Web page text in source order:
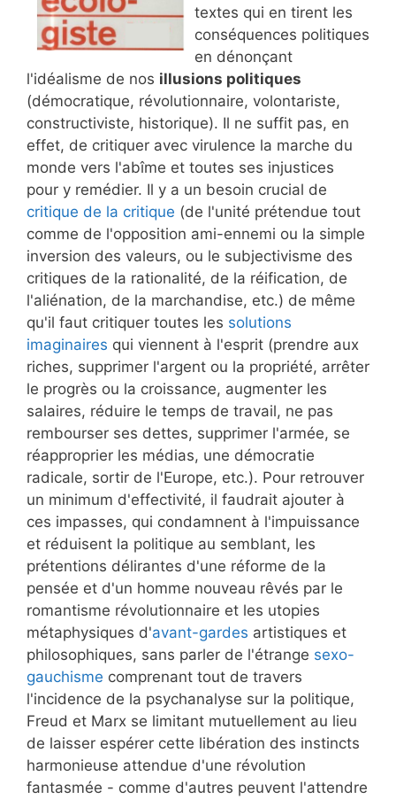
textes qui en tirent les
conséquences politiques
en dénonçant
l'idéalisme de nos illusions politiques
(démocratique, révolutionnaire, volontariste,
constructiviste, historique). Il ne suffit pas, en
effet, de critiquer avec virulence la marche du
monde vers l'abîme et toutes ses injustices
pour y remédier. Il y a un besoin crucial de
critique de la critique (de l'unité prétendue tout
comme de l'opposition ami-ennemi ou la simple
inversion des valeurs, ou le subjectivisme des
critiques de la rationalité, de la réification, de
l'aliénation, de la marchandise, etc.) de même
qu'il faut critiquer toutes les solutions
imaginaires qui viennent à l'esprit (prendre aux
riches, supprimer l'argent ou la propriété, arrêter
le progrès ou la croissance, augmenter les
salaires, réduire le temps de travail, ne pas
rembourser ses dettes, supprimer l'armée, se
réapproprier les médias, une démocratie
radicale, sortir de l'Europe, etc.). Pour retrouver
un minimum d'effectivité, il faudrait ajouter à
ces impasses, qui condamnent à l'impuissance
et réduisent la politique au semblant, les
prétentions délirantes d'une réforme de la
pensée et d'un homme nouveau rêvés par le
romantisme révolutionnaire et les utopies
métaphysiques d'avant-gardes artistiques et
philosophiques, sans parler de l'étrange sexo-
gauchisme comprenant tout de travers
l'incidence de la psychanalyse sur la politique,
Freud et Marx se limitant mutuellement au lieu
de laisser espérer cette libération des instincts
harmonieuse attendue d'une révolution
fantasmée - comme d'autres peuvent l'attendre